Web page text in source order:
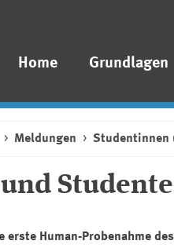
Home Grundlagen
Meldungen Studentinnen
Human-Probenahme